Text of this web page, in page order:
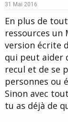
31 Mai 2016
En plus de
ressources un
version écrite
qui peut aider
recul et de se
personnes ou
Sinon avec
tu as déjà de